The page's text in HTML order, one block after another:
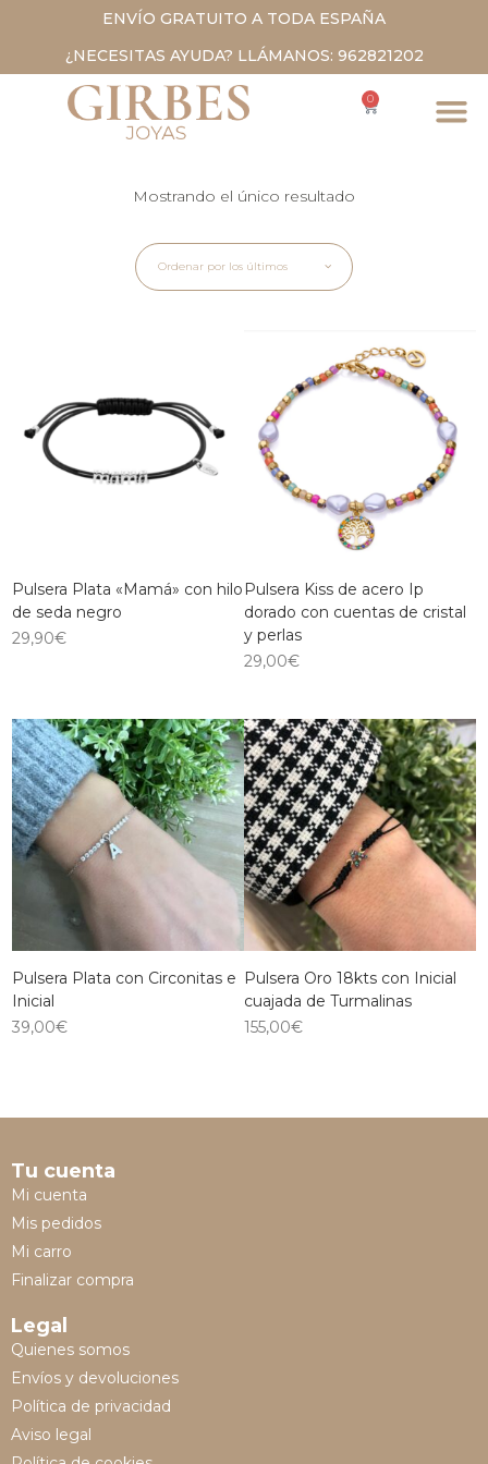
ENVÍO GRATUITO A TODA ESPAÑA
¿NECESITAS AYUDA? LLÁMANOS: 962821202
0
Mostrando el único resultado
Ordenar por los últimos
Pulsera Plata «Mamá» con hilo
de seda negro
29,90€
Pulsera Kiss de acero Ip
dorado con cuentas de cristal
y perlas
29,00€
Pulsera Plata con Circonitas e
Inicial
39,00€
Pulsera Oro 18kts con Inicial
cuajada de Turmalinas
155,00€
Tu cuenta
Mi cuenta
Mis pedidos
Mi carro
Finalizar compra
Legal
Quienes somos
Envíos y devoluciones
Política de privacidad
Aviso legal